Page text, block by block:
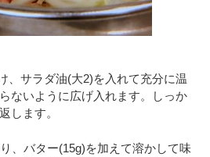
、サラダ油(大2)を入れて充分に温
ないように広げ入れます。しっか
します。
、バター(15g)を加えて溶かして味